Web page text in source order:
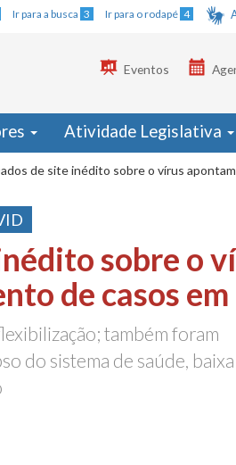
Ir para a busca 3 Ir para o rodapé 4
Eventos
Atividade Legislativa
de site inédito sobre o vírus
sobre o
de casos em
também foram
do sistema de saúde, baixa